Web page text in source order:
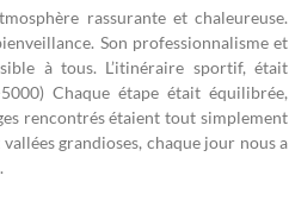
rassurante et chaleureuse.
Son professionnalisme et
à tous. L’itinéraire sportif, était
Chaque étape était équilibrée,
rencontrés étaient tout simplement
grandioses, chaque jour nous a